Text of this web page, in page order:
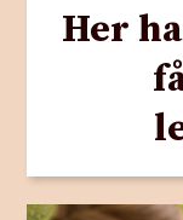
Her